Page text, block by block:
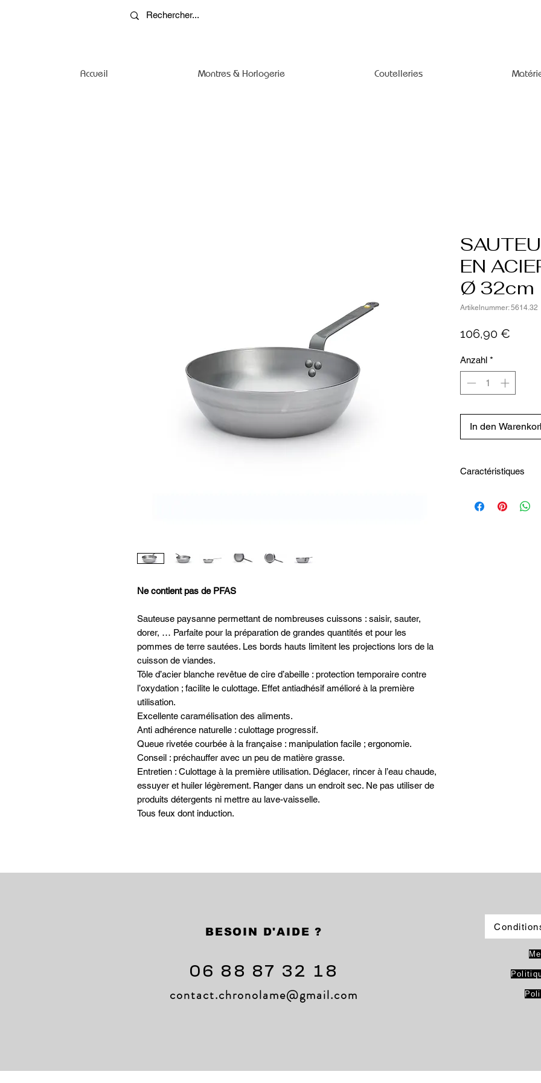
Accueil Montres & Horlogerie Coutelleries
Ne contient pas de PFAS
Sauteuse paysanne permettant de nombreuses cuissons : saisir, sauter,
dorer, … Parfaite pour la préparation de grandes quantités et pour les
pommes de terre sautées. Les bords hauts limitent les projections lors de la
cuisson de viandes.
Tôle d’acier blanche revêtue de cire d’abeille : protection temporaire contre
l’oxydation ; facilite le culottage. Effet antiadhésif amélioré à la première
utilisation.
Excellente caramélisation des aliments.
Anti adhérence naturelle : culottage progressif.
Queue rivetée courbée à la française : manipulation facile ; ergonomie.
Conseil : préchauffer avec un peu de matière grasse.
Entretien : Culottage à la première utilisation. Déglacer, rincer à l’eau chaude,
essuyer et huiler légèrement. Ranger dans un endroit sec. Ne pas utiliser de
produits détergents ni mettre au lave-vaisselle.
Tous feux dont induction.
EN
Ø 32cm
Artikelnummer: 5614.32
106,90 €
Anzahl *
In den
Caractéristiques
Hauteur
BESOIN D'AIDE ?
06 88 87 32 18
contact.chronolame@gmail.com